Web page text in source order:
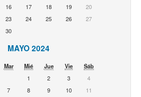
16 17 18 19
20
23 24 25 26
27
30
MAYO 2024
Mar Mié Jue Vie
Sáb
1
2 3
4
7 8 9 10
11